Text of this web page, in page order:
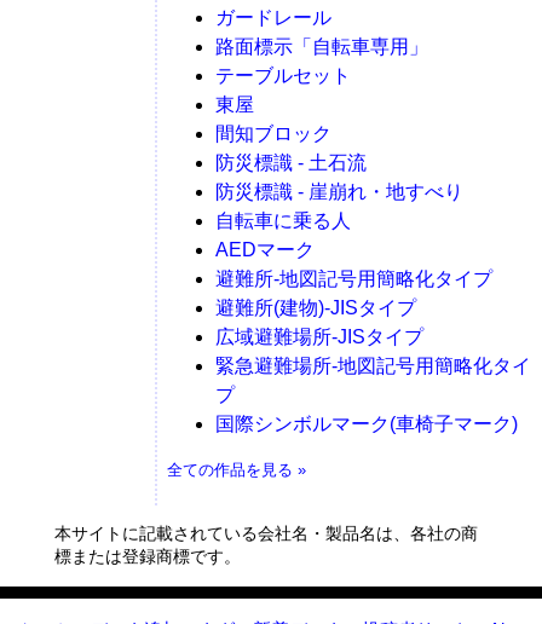
ガードレール
路面標示「自転車専用」
テーブルセット
東屋
間知ブロック
防災標識 - 土石流
防災標識 - 崖崩れ・地すべり
自転車に乗る人
AEDマーク
避難所-地図記号用簡略化タイプ
避難所(建物)-JISタイプ
広域避難場所-JISタイプ
緊急避難場所-地図記号用簡略化タイ
プ
国際シンボルマーク(車椅子マーク)
全ての作品を見る »
本サイトに記載されている会社名・製品名は、各社の商
標または登録商標です。